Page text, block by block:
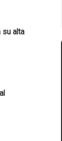
su alta